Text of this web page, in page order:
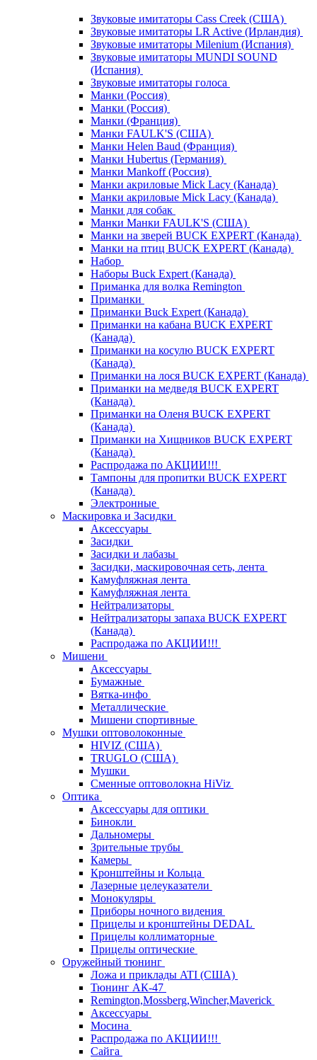
Звуковые имитаторы Cass Creek (США)
Звуковые имитаторы LR Active (Ирландия)
Звуковые имитаторы Milenium (Испания)
Звуковые имитаторы MUNDI SOUND
(Испания)
Звуковые имитаторы голоса
Манки (Россия)
Манки (Россия)
Манки (Франция)
Манки FAULK'S (США)
Манки Helen Baud (Франция)
Манки Hubertus (Германия)
Манки Mankoff (Россия)
Манки акриловые Mick Lacy (Канада)
Манки акриловые Mick Lacy (Канада)
Манки для собак
Манки Манки FAULK'S (США)
Манки на зверей BUCK EXPERT (Канада)
Манки на птиц BUCK EXPERT (Канада)
Набор
Наборы Buck Expert (Канада)
Приманка для волка Remington
Приманки
Приманки Buck Expert (Канада)
Приманки на кабана BUCK EXPERT
(Канада)
Приманки на косулю BUCK EXPERT
(Канада)
Приманки на лося BUCK EXPERT (Канада)
Приманки на медведя BUCK EXPERT
(Канада)
Приманки на Оленя BUCK EXPERT
(Канада)
Приманки на Хищников BUCK EXPERT
(Канада)
Распродажа по АКЦИИ!!!
Тампоны для пропитки BUCK EXPERT
(Канада)
Электронные
Маскировка и Засидки
Аксессуары
Засидки
Засидки и лабазы
Засидки, маскировочная сеть, лента
Камуфляжная лента
Камуфляжная лента
Нейтрализаторы
Нейтрализаторы запаха BUCK EXPERT
(Канада)
Распродажа по АКЦИИ!!!
Мишени
Аксессуары
Бумажные
Вятка-инфо
Металлические
Мишени спортивные
Мушки оптоволоконные
HIVIZ (США)
TRUGLO (США)
Мушки
Сменные оптоволокна HiViz
Оптика
Аксессуары для оптики
Бинокли
Дальномеры
Зрительные трубы
Камеры
Кронштейны и Кольца
Лазерные целеуказатели
Монокуляры
Приборы ночного видения
Прицелы и кронштейны DEDAL
Прицелы коллиматорные
Прицелы оптические
Оружейный тюнинг
Ложа и приклады ATI (США)
Тюнинг АК-47
Remington,Mossberg,Wincher,Maverick
Аксессуары
Мосина
Распродажа по АКЦИИ!!!
Сайга